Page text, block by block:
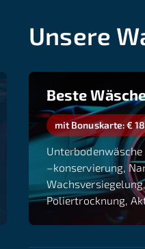
Unsere
Beste
mit Bonuskarte: €
–konservierung,
Poliertrocknung,